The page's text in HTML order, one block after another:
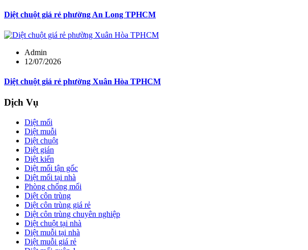
Diệt chuột giá rẻ phường An Long TPHCM
Admin
12/07/2026
Diệt chuột giá rẻ phường Xuân Hòa TPHCM
Dịch Vụ
Diệt mối
Diệt muỗi
Diệt chuột
Diệt gián
Diệt kiến
Diệt mối tận gốc
Diệt mối tại nhà
Phòng chống mối
Diệt côn trùng
Diệt côn trùng giá rẻ
Diệt côn trùng chuyên nghiệp
Diệt chuột tại nhà
Diệt muỗi tại nhà
Diệt muỗi giá rẻ